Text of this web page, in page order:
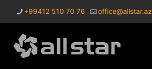
+99412 510 70 76 office@allstar.az